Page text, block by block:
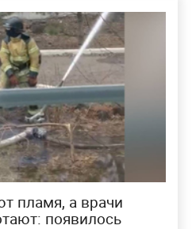
пламя, а врачи
появилось